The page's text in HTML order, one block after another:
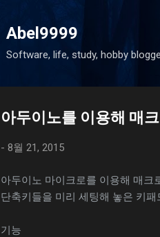
Abel9999
Software, life, study, hobby
아두이노를 이용해 매
- 8월 21, 2015
아두이노 마이크로를 이용해 매크
단축키들을 미리 세팅해 놓은 키
기능